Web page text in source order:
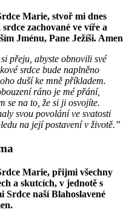
Marie, stvoř mi dnes
zachované ve víře a
Jménu, Pane Ježíši. Amen
přeju, abyste obnovili své
srdce bude naplněno
duší ke mně příkladem.
ráno je mé přání,
se na to, že si ji osvojíte.
svou povolání ve svatosti
na její postavení v životě.”
Marie, přijmi všechny
a skutcích, v jednotě s
Srdce naší Blahoslavené